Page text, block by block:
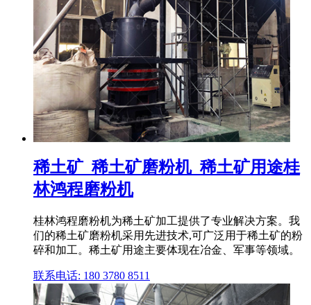
稀土矿_稀土矿磨粉机_稀土矿用途桂
林鸿程磨粉机
桂林鸿程磨粉机为稀土矿加工提供了专业解决方案。我
们的稀土矿磨粉机采用先进技术,可广泛用于稀土矿的粉
碎和加工。稀土矿用途主要体现在冶金、军事等领域。
联系电话: 180 3780 8511